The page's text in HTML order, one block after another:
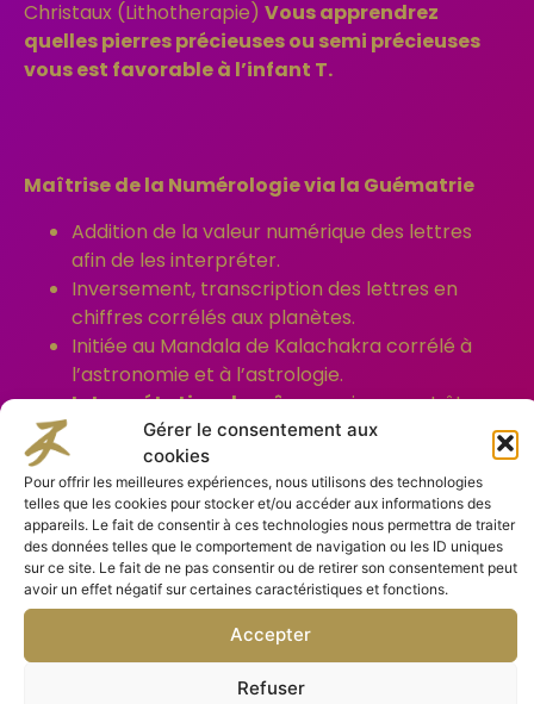
Gérer le consentement aux
cookies
Pour offrir les meilleures expériences, nous utilisons des technologies
telles que les cookies pour stocker et/ou accéder aux informations des
appareils. Le fait de consentir à ces technologies nous permettra de traiter
des données telles que le comportement de navigation ou les ID uniques
sur ce site. Le fait de ne pas consentir ou de retirer son consentement peut
avoir un effet négatif sur certaines caractéristiques et fonctions.
Accepter
Refuser
Christaux (Lithotherapie) Vous apprendrez
quelles pierres précieusesou semi précieuses
vous est favorable à l’infant T.
Maîtrise de la Numérologie via la Guématrie
Addition de la valeur numérique des lettres
afin de les interpréter.
Inversement, transcription des lettres en
chiffres corrélés aux planètes.
Initiée au Mandala de Kalachakra corrélé à
l’astronomie et à l’astrologie.
Interprétation des rêves,qui peuvent être
des voyages astraux ou des sauts quantiques
dans l’espace temps, permettant de
dépasser la vitesse de la lumière et de sonder
notre subconscient voire même de visualiser
notre futur proche et donc de prédire,parfois,
notre avenir.
Etude sur le CHAMANISME
Etude sur la Géométrie divine
Etude sur l’Energie(Sons : infrason &
ultrason ; Lumière : infrarouge &